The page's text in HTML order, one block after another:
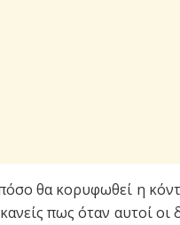
θα κορυφωθεί η
πως όταν αυτοί